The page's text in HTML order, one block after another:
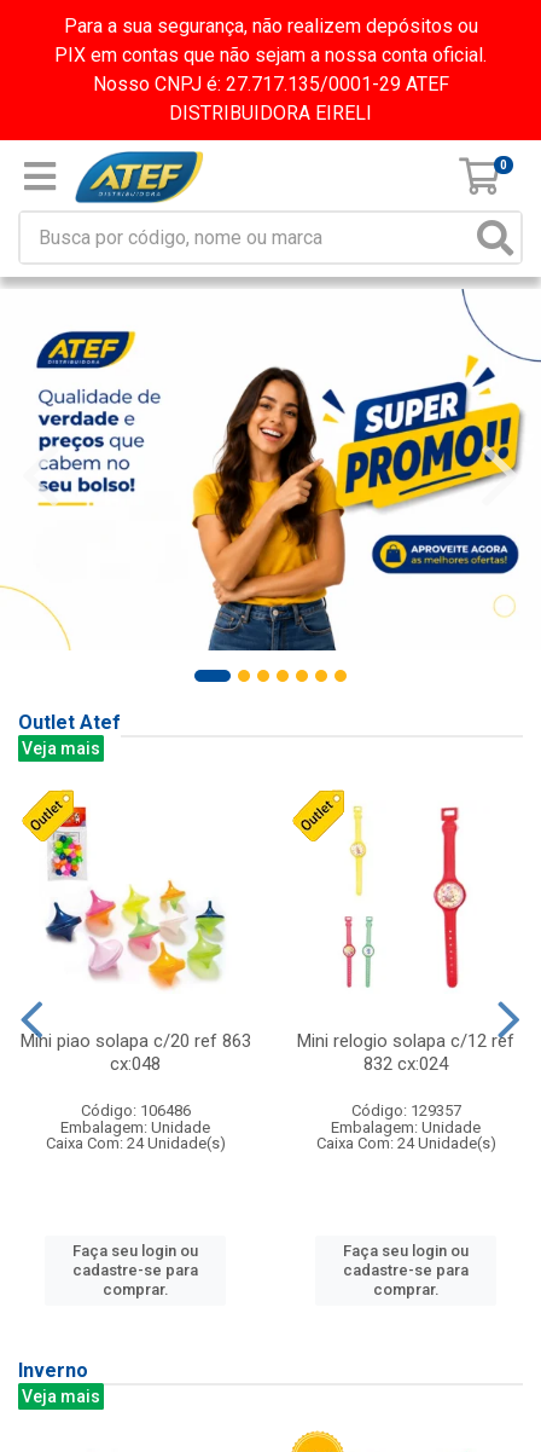
Para a sua segurança, não realizem depósitos ou
PIX em contas que não sejam a nossa conta oficial.
Nosso CNPJ é: 27.717.135/0001-29 ATEF
DISTRIBUIDORA EIRELI
0
Outlet Atef
Veja mais
Mini piao solapa c/20 ref 863
cx:048
Código: 106486
Embalagem: Unidade
Caixa Com: 24 Unidade(s)
Faça seu login ou
cadastre-se para
comprar.
Mini relogio solapa c/12 ref
832 cx:024
Código: 129357
Embalagem: Unidade
Caixa Com: 24 Unidade(s)
Faça seu login ou
cadastre-se para
comprar.
Inverno
Veja mais